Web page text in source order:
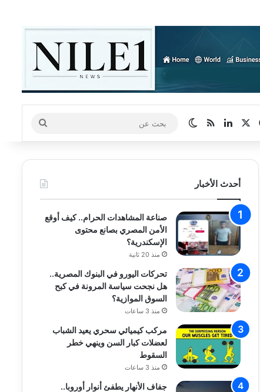
فيسبوك لينكدإنملخص الموقع RSS
الوضع المظلم
بحث
عن
أحدث الأخبار
صناعة المشاهدات الحرام.. كيف أوقع
الأمن المصري بصانع محتوى
الإسكندرية؟
منذ 20 ثانية
تحركات اليورو في البنوك المصرية..
هل نجحت سياسة المرونة في كبح
السوق الموازية؟
منذ 3 ساعات
مركب كيميائي سحري يعيد الشباب
لعضلات كبار السن وينهي خطر
السقوط
منذ 3 ساعات
جفاف الأنهار يطفئ أنوار أوروبا..